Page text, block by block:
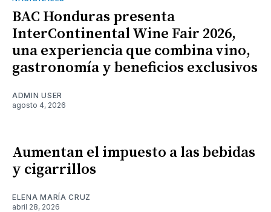
BAC Honduras presenta
InterContinental Wine Fair 2026,
una experiencia que combina vino,
gastronomía y beneficios exclusivos
ADMIN USER
agosto 4, 2026
Aumentan el impuesto a las bebidas
y cigarrillos
ELENA MARÍA CRUZ
abril 28, 2026